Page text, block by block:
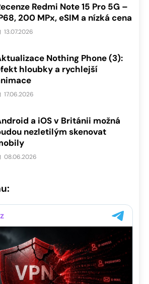
Redmi Note 15 Pro 5G –
200 MPx, eSIM a nízká cena
13.07.2026
Nothing Phone (3):
hloubky a rychlejší
17.06.2026
a iOS v Británii možná
nezletilým skenovat
08.06.2026